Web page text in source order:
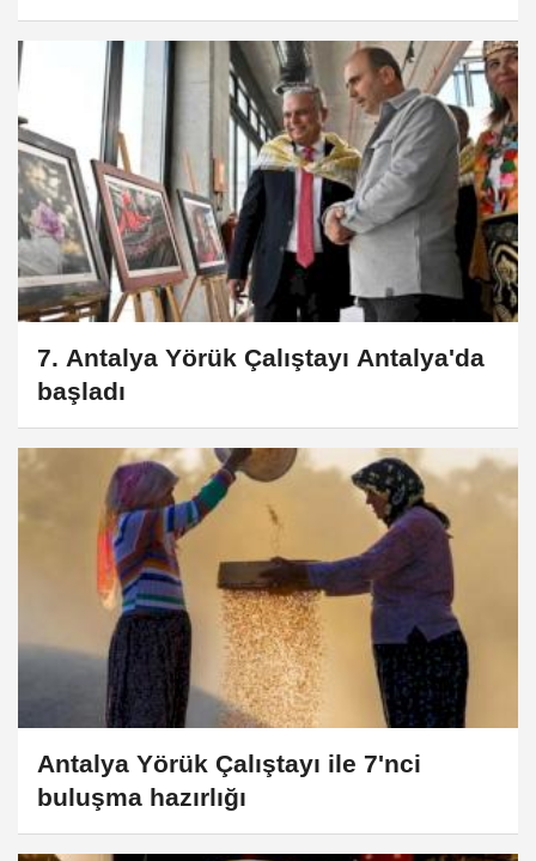
7. Antalya Yörük Çalıştayı Antalya'da
başladı
Antalya Yörük Çalıştayı ile 7'nci
buluşma hazırlığı